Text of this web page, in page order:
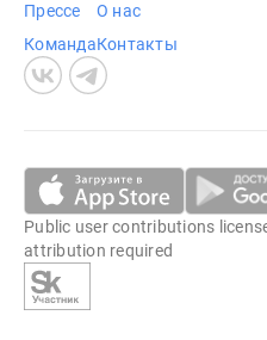
Прессе
Команда
О нас
Контакты
Public user contributions
attribution required